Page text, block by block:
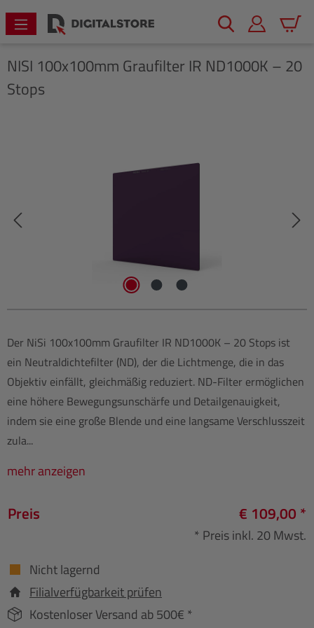
springen
NISI 100x100mm Graufilter IR ND1000K – 20
Stops
Der NiSi 100x100mm Graufilter IR ND1000K – 20 Stops ist
ein Neutraldichtefilter (ND), der die Lichtmenge, die in das
Objektiv einfällt, gleichmäßig reduziert. ND-Filter ermöglichen
eine höhere Bewegungsunschärfe und Detailgenauigkeit,
indem sie eine große Blende und eine langsame Verschlusszeit
zula...
mehr anzeigen
Preis € 109,00 *
* Preis inkl. 20 Mwst.
Nicht lagernd
Filialverfügbarkeit prüfen
Kostenloser Versand ab 500€ *